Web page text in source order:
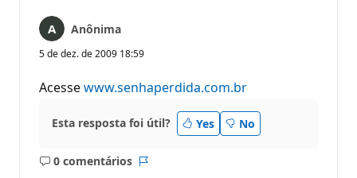
Anônima
5 de dez. de 2009 18:59
Acessewww.senhaperdida.com.br
Esta resposta foi útil? Yes No
0 comentários
Sem